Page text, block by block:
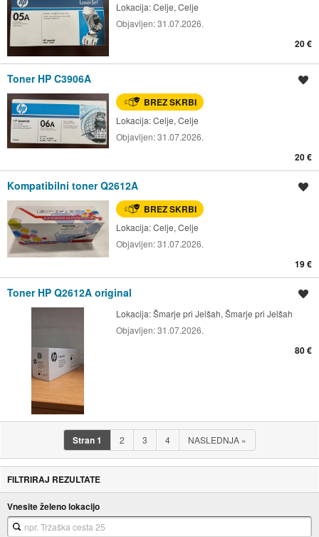
Lokacija:Celje, Celje
Objavljen:31.07.2026.
20 €
Toner HP C3906A
BREZ SKRBI
Lokacija:Celje, Celje
Objavljen:31.07.2026.
20 €
Kompatibilni toner Q2612A
BREZ SKRBI
Lokacija:Celje, Celje
Objavljen:31.07.2026.
19 €
Toner HP Q2612A original
Lokacija:Šmarje pri Jelšah, Šmarje pri Jelšah
Objavljen:31.07.2026.
80 €
Stran1 2 3 4 NASLEDNJA »
FILTRIRAJ REZULTATE
Vnesite želeno lokacijo